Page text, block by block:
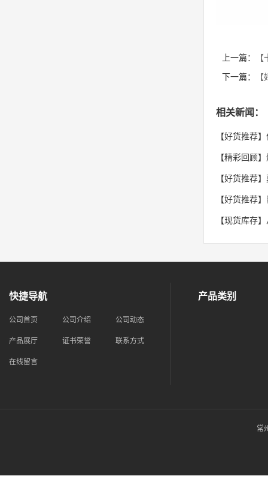
上一篇：
下一篇：
相关新闻：
【好货推荐
【精彩回顾
【好货推荐
【好货推荐
【现货库存
快捷导航
公司首页 公司介绍 公司动态
产品展厅 证书荣誉 联系方式
在线留言
产品类别
常